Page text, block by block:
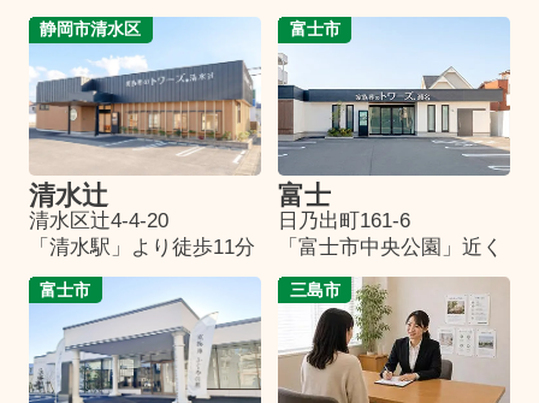
静岡市清水区
清水辻
清水区辻4-4-20
「清水駅」より徒歩11分
富士市
富士
日乃出町161-6
「富士市中央公園」近く
富士市 三島市